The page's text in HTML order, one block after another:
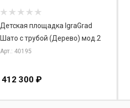
Детская площадка IgraGrad
Шато с трубой (Дерево) мод.2
Арт.: 40195
412 300 ₽